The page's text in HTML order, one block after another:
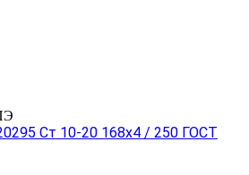
Ст 10-20 168x4 / 250 ГОСТ